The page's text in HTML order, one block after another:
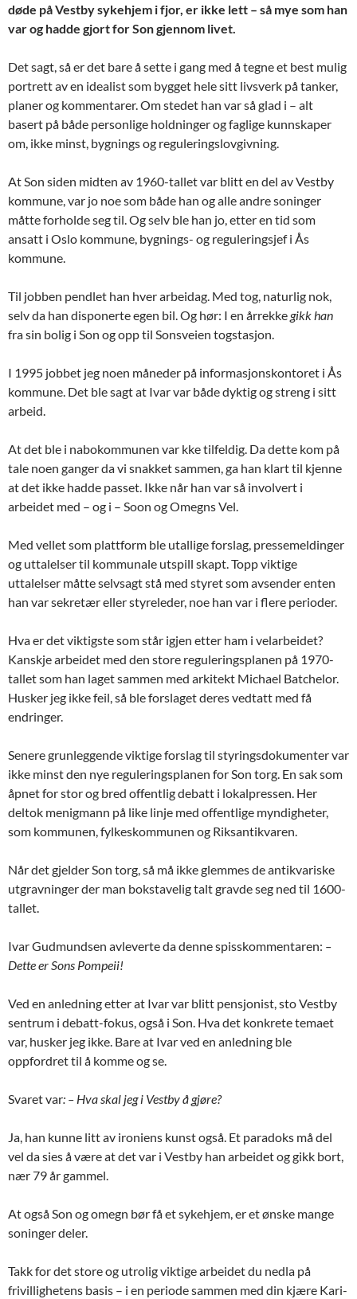
døde på Vestby sykehjem i fjor, er ikke lett – så mye som han
var og hadde gjort for Son gjennom livet.
Det sagt, så er det bare å sette i gang med å tegne et best mulig
portrett av en idealist som bygget hele sitt livsverk på tanker,
planer og kommentarer. Om stedet han var så glad i – alt
basert på både personlige holdninger og faglige kunnskaper
om, ikke minst, bygnings og reguleringslovgivning.
At Son siden midten av 1960-tallet var blitt en del av Vestby
kommune, var jo noe som både han og alle andre soninger
måtte forholde seg til. Og selv ble han jo, etter en tid som
ansatt i Oslo kommune, bygnings- og reguleringsjef i Ås
kommune.
Til jobben pendlet han hver arbeidag. Med tog, naturlig nok,
selv da han disponerte egen bil. Og hør: I en årrekke gikk han
fra sin bolig i Son og opp til Sonsveien togstasjon.
I 1995 jobbet jeg noen måneder på informasjonskontoret i Ås
kommune. Det ble sagt at Ivar var både dyktig og streng i sitt
arbeid.
At det ble i nabokommunen var kke tilfeldig. Da dette kom på
tale noen ganger da vi snakket sammen, ga han klart til kjenne
at det ikke hadde passet. Ikke når han var så involvert i
arbeidet med – og i – Soon og Omegns Vel.
Med vellet som plattform ble utallige forslag, pressemeldinger
og uttalelser til kommunale utspill skapt. Topp viktige
uttalelser måtte selvsagt stå med styret som avsender enten
han var sekretær eller styreleder, noe han var i flere perioder.
Hva er det viktigste som står igjen etter ham i velarbeidet?
Kanskje arbeidet med den store reguleringsplanen på 1970-
tallet som han laget sammen med arkitekt Michael Batchelor.
Husker jeg ikke feil, så ble forslaget deres vedtatt med få
endringer.
Senere grunleggende viktige forslag til styringsdokumenter var
ikke minst den nye reguleringsplanen for Son torg. En sak som
åpnet for stor og bred offentlig debatt i lokalpressen. Her
deltok menigmann på like linje med offentlige myndigheter,
som kommunen, fylkeskommunen og Riksantikvaren.
Når det gjelder Son torg, så må ikke glemmes de antikvariske
utgravninger der man bokstavelig talt gravde seg ned til 1600-
tallet.
Ivar Gudmundsen avleverte da denne spisskommentaren: –
Dette er Sons Pompeii!
Ved en anledning etter at Ivar var blitt pensjonist, sto Vestby
sentrum i debatt-fokus, også i Son. Hva det konkrete temaet
var, husker jeg ikke. Bare at Ivar ved en anledning ble
oppfordret til å komme og se.
Svaret var: – Hva skal jeg i Vestby å gjøre?
Ja, han kunne litt av ironiens kunst også. Et paradoks må del
vel da sies å være at det var i Vestby han arbeidet og gikk bort,
nær 79 år gammel.
At også Son og omegn bør få et sykehjem, er et ønske mange
soninger deler.
Takk for det store og utrolig viktige arbeidet du nedla på
frivillighetens basis – i en periode sammen med din kjære Kari-